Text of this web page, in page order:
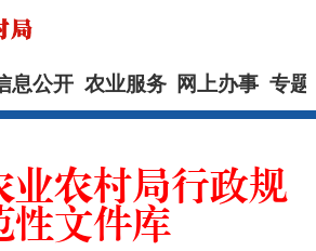
息公开 农业服务 网上办事 专题
业农村局行政规
性文件库